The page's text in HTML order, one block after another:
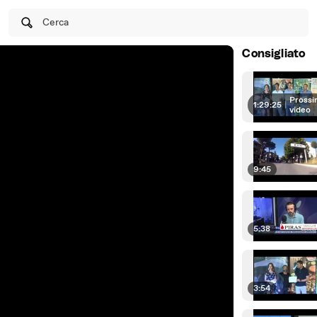
Cerca
Consigliato
1:29:25 | video
9:45
5:38
3:54